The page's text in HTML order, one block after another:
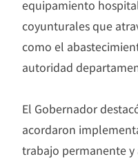
equipamiento
coyunturales que
como el
autoridad
El Gobernador
acordaron
trabajo permanente